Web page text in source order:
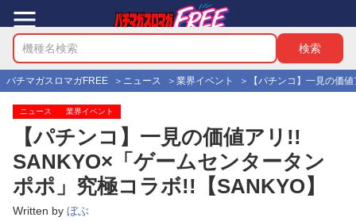
パチマガスロマガFREE ニュース 業界イベント 【パチンコ】一見の価
ニュース 業界イベント
【パチンコ】一見の価値アリ!!
SANKYO×「ゲームセンタータン
ポポ」究極コラボ!!【SANKYO】
Written by ぼぶ